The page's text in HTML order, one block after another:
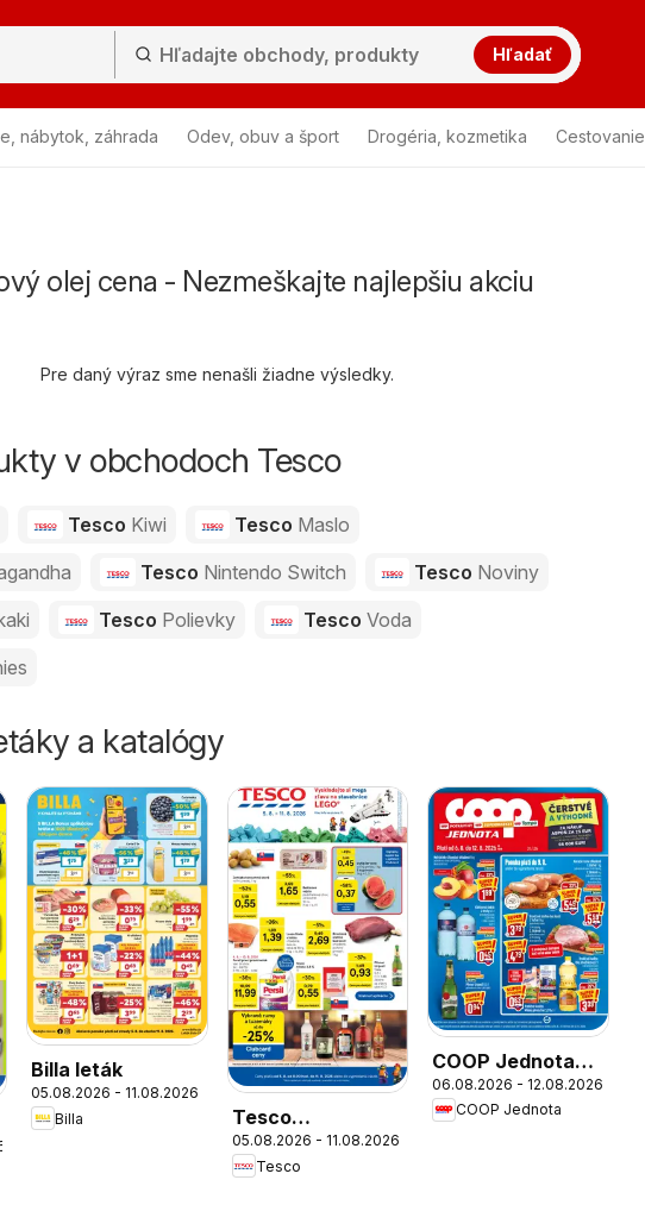
Hľadať
nábytok, záhrada Odev, obuv a šport Drogéria, kozmetika Cestovanie
olej cena - Nezmeškajte najlepšiu akciu
Pre daný výraz sme nenašli žiadne výsledky.
v obchodoch Tesco
Tesco Kiwi Tesco Maslo
Tesco Nintendo Switch Tesco Noviny
Tesco Polievky TescoVoda
a katalógy
Billa leták
05.08.2026 - 11.08.2026
Billa
Tesco
Hypermarket -
leták
05.08.2026 - 11.08.2026
Tesco
COOP Jednota
leták
06.08.2026 - 12.08.2026
COOP Jednota